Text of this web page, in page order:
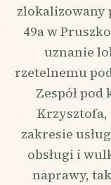
zlokalizowany
49a w
uznanie
rzetelnemu
Zespół
Krzysztofa,
zakresie
obsługi i
naprawy,